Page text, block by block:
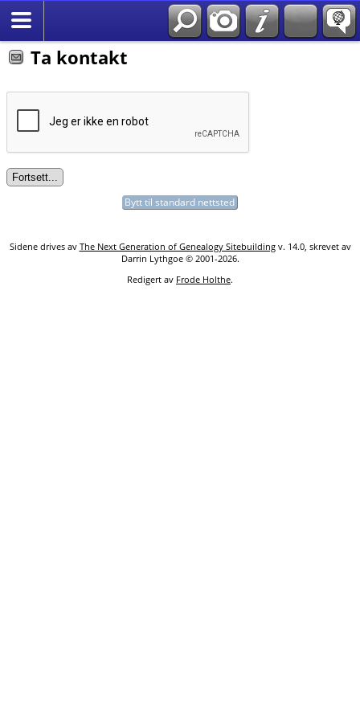
Ta kontakt
Bytt til standard nettsted
Sidene drives av The Next Generation of Genealogy Sitebuildingv. 14.0, skrevet av
Darrin Lythgoe © 2001-2026.
Redigert av Frode Holthe.